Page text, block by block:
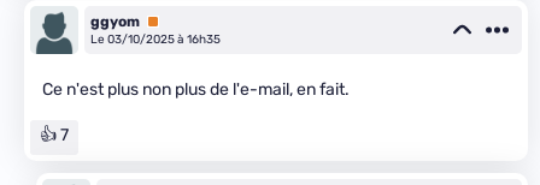
ggyom Premium
Le 03/10/2025 à 16h35
Ce n'est plus non plus de l'e-mail, en fait.
👍 7